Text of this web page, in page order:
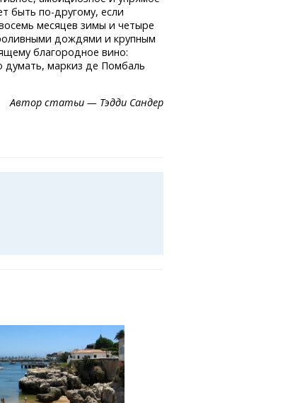
бытьпо-другому, если
месяцев зимы и четыре
дождями и крупным
благородное вино:
маркиз де Помбаль
Автор статьи — Тэдди Сандер